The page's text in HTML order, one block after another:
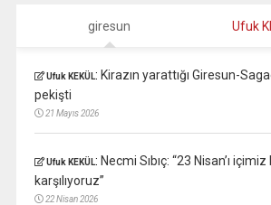
giresun Ufuk
Ufuk KEKÜL: Kirazın yarattığı Giresun-
pekişti
21 Mayıs 2026
Ufuk KEKÜL: Necmi Sıbıç: “23 Nisan’ı
karşılıyoruz”
22 Nisan 2026